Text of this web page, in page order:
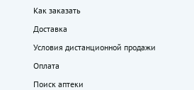
Как заказать
Доставка
Условия дистанционной продажи
Оплата
Поиск аптеки